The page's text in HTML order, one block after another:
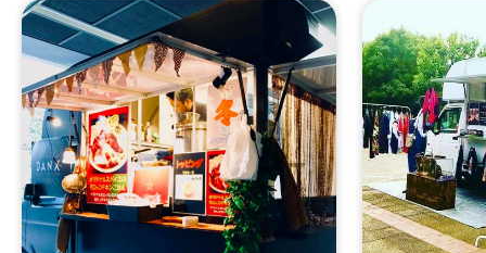
熟成ハラミ串
焼肉丼、大阪
美人カステラ
0個、チュロ
ーク焼きそば
ェ、焼き鳥、
しパイン、な
ば、フランク
タン重、唐揚
こ焼き